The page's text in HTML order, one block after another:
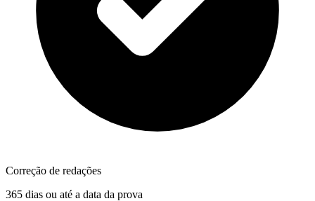
Correção de redações
365 dias ou até a data da prova